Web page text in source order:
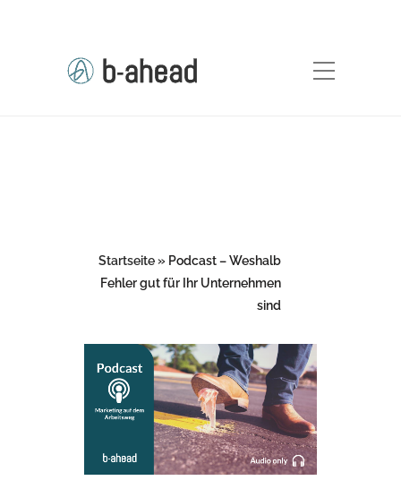
Startseite» Podcast – Weshalb
Fehler gut für Ihr Unternehmen
sind